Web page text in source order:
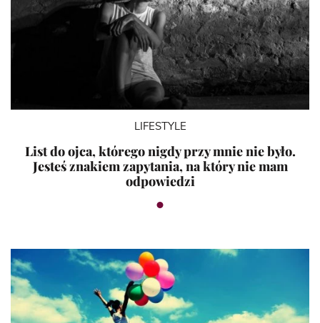
LIFESTYLE
List do ojca, którego nigdy przy mnie nie było.
Jesteś znakiem zapytania, na który nie mam
odpowiedzi